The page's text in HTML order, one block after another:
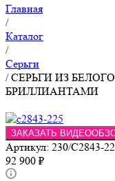
Главная
/
Каталог
/
Серьги
/СЕРЬГИ ИЗ
БРИЛЛИАНТАМИ
ЗАКАЗАТЬ
Артикул: 230/С2843-
92 900 ₽